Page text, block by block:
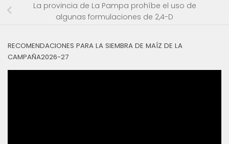
La provincia de La Pampa prohíbe el uso de
algunas formulaciones de 2,4-D
RECOMENDACIONES PARA LA SIEMBRA DE MAÍZ DE LA
CAMPAÑA2026-27